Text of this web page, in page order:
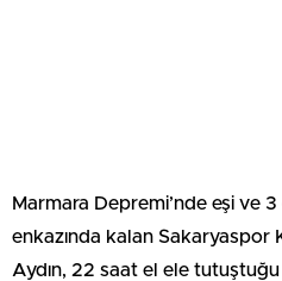
Marmara Depremi’nde eşi ve
enkazında kalan Sakaryaspor
Aydın, 22 saat el ele tutuştuğu